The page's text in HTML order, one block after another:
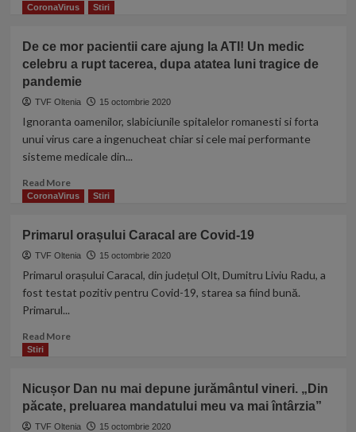
din
și
Mischii.
S-
asupra
funcționării
sălilor
jocuri
și
restaurante
săli
de
spectacole
more
Gherghe
infectată
cu
coronavirus?
a
venit
aseară”
CoronaVirus Stiri
De ce mor pacientii care ajung la ATI! Un medic
celebru a rupt tacerea, dupa atatea luni tragice de
pandemie
TVF Oltenia 15 octombrie 2020
Ignoranta oamenilor, slabiciunile spitalelor romanesti si forta
unui virus care a ingenucheat chiar si cele mai performante
sisteme medicale din...
Read MoreRead
more
ce
mor
pacientii
ajung
a
rupt
tacerea,
CoronaVirus Stiri
Primarul orașului Caracal are Covid-19
TVF Oltenia 15 octombrie 2020
Primarul orașului Caracal, din județul Olt, Dumitru Liviu Radu, a
fost testat pozitiv pentru Covid-19, starea sa fiind bună.
Primarul...
Read MoreRead
orașului
Caracal
are
Stiri
Nicușor Dan nu mai depune jurământul vineri. „Din
păcate, preluarea mandatului meu va mai întârzia”
TVF Oltenia 15 octombrie 2020